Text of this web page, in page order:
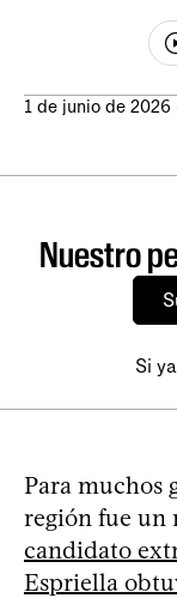
1 de junio de 2026
Nuestro
Si
Para muchos
región fue un
candidato
Espriella